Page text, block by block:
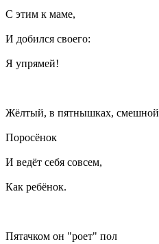
С этим к маме,
И добился своего:
Я упрямей!
Жёлтый, в пятнышках, смешной
Поросёнок
И ведёт себя совсем,
Как ребёнок.
Пятачком он "роет" пол